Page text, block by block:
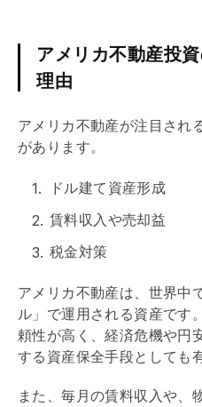
アメリカ不動産投
理由
アメリカ不動産が注目され
があります。
ドル建て資産形成
賃料収入や売却益
税金対策
アメリカ不動産は、世界中
ル」で運用される資産です
頼性が高く、経済危機や円
する資産保全手段としても
また、毎月の賃料収入や、